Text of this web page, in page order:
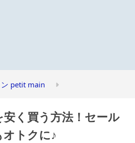
ン petit main
く買う方法！セール
トクに♪